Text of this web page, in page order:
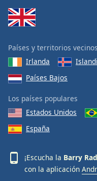
Países y territorios vecinos
Irlanda
Países Bajos
Los países populares
Estados Unidos
España
¡Escucha la Barry
con la aplicación